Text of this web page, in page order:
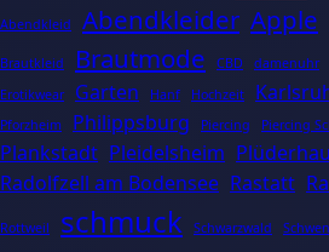
Abendkleid Abendkleider Apple
Brautkleid Brautmode CBD damenuhr
Erotikwear
Garten Hanf Hochzeit
Pforzheim
Philippsburg Piercing Piercing
Plankstadt Pleidelsheim
Radolfzell am Bodensee Rastatt
Rottweil schmuck Schwarzwald